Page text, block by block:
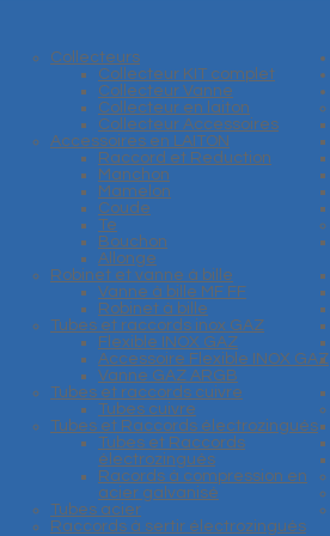
Collecteurs
Collecteur KIT complet
Collecteur Vanne
Collecteur en laiton
Collecteur Accessoires
Accessoires en LAITON
Raccord et Reduction
Manchon
Mamelon
Coude
Te
Bouchon
Allonge
Robinet et vanne à bille
Vanne à bille MF FF
Robinet à bille
Tubes et raccords inox GAZ
Flexible INOX GAZ
Accessoire Flexible INOX GAZ
Vanne GAZ ARGB
Tubes et raccords cuivre
Tubes cuivre
Tubes et Raccords électrozingués
Tubes et Raccords
électrozingués
Racords à compression en
acier galvanisé
Tubes acier
Raccords à sertir électrozingués